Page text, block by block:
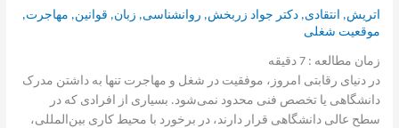
اتریش, انتقادی,دکتر جواد زربخش, روانشناسی, زبان, قوانین, مهاجرت,
موقعیت شغلی
زمان مطالعه :7 دقیقه
در دنیای رقابتی امروز، موفقیت در شغل و مهاجرت تنها به داشتن مدرک
دانشگاهی یا تخصص فنی محدود نمی‌شود. بسیاری از افرادی که در
سطح عالی دانشگاهی قرار دارند، در برخورد با محیط کاری بین‌المللی،
می‌سازد؟